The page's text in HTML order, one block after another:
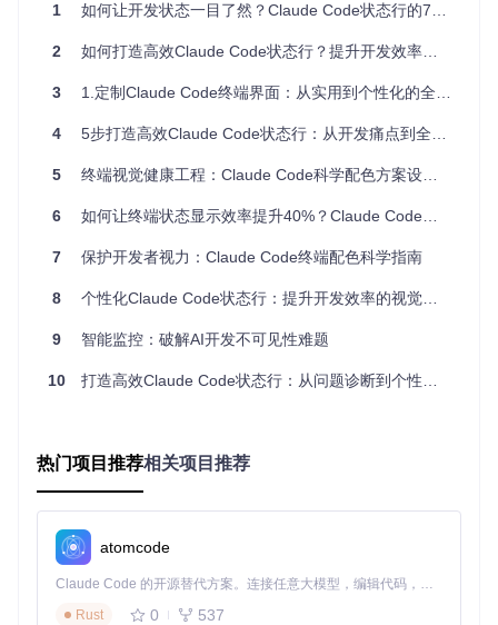
claudia-statusline通过模块化设计整合了六大类关键信息：
版本控制状态：当前分支、提交差异、远程同步状态 ⏱️
间与任务跟踪：系统时间、活跃任务计时器、截止时间提醒 📈
进度
：CI/CD pipeline状态、测试覆盖率、构建进度 💾存储状
持集成第三方工具的业务指标
自适应显示系统
针对不同工作场景，状态行提供三种显示模式：
精简模式 ：仅显示核心信息（分支、时间、资源使用率），
适合专注编码时使用
持久化与数据分析
内置SQLite数据库自动记录关键指标，支持生成：
日/周/月开发时间分布报告
Git操作频率与模式分析
系统资源使用趋势图表
1 如何让开发状态一目了然？Claude Code状态行的7个实用改造方案
2 如何打造高效Claude Code状态行？提升开发效率的全流程指南
3 1.定制Claude Code终端界面：从实用到个性化的全栈指南
4 5步打造高效Claude Code状态行：从开发痛点到全栈监控的终极指南
5 终端视觉健康工程：Claude Code科学配色方案设计与实践
6 如何让终端状态显示效率提升40%？Claude Code状态行个性化指南
7 保护开发者视力：Claude Code终端配色科学指南
8 个性化Claude Code状态行：提升开发效率的视觉化工作流指南
9 智能监控：破解AI开发不可见性难题
10 打造高效Claude Code状态行：从问题诊断到个性化界面全攻略
热门项目推荐相关项目推荐
atomcode
Claude Code 的开源替代方案。连接任意大模型，编辑代码，运行命令，自动验证 — 全自动执行。用 Rust 构建，极致性能。 ｜ An open-source alternative to Claude Code. Connect any LLM, edit code, run commands, and verify changes — autonomously. Built in Rust for speed. Get Started
Rust
0 537